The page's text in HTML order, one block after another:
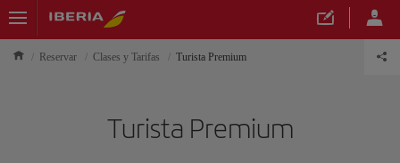
Reservar Clases y Tarifas Turista Premium
Turista Premium